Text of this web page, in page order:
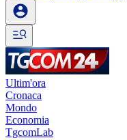
Ultim'ora
Cronaca
Mondo
Economia
TgcomLab